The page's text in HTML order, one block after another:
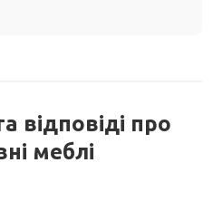
відповіді про
меблі